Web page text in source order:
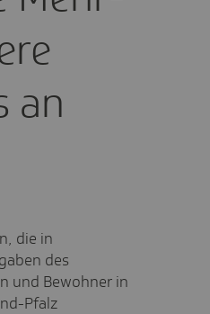
an
die in
des
und Bewohner in
Pfalz